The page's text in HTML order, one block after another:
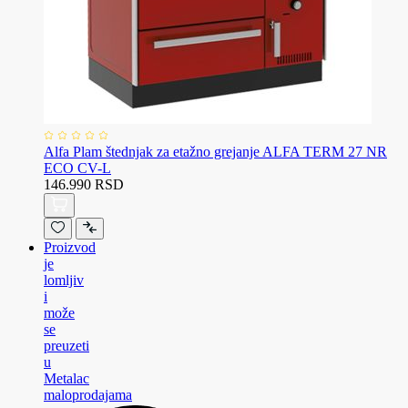
Alfa Plam štednjak za etažno grejanje ALFA TERM 27 NR
ECO CV-L
146.990 RSD
Proizvod
je
lomljiv
i
može
se
preuzeti
u
Metalac
maloprodajama